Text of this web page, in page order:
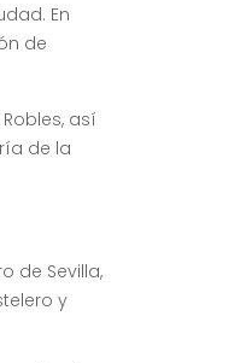
En
de
así
de la
de Sevilla,
y